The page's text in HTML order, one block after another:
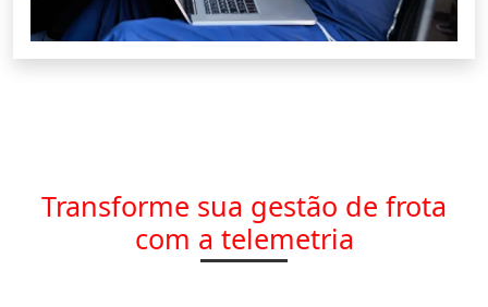
Transforme sua gestão de frota
com a telemetria